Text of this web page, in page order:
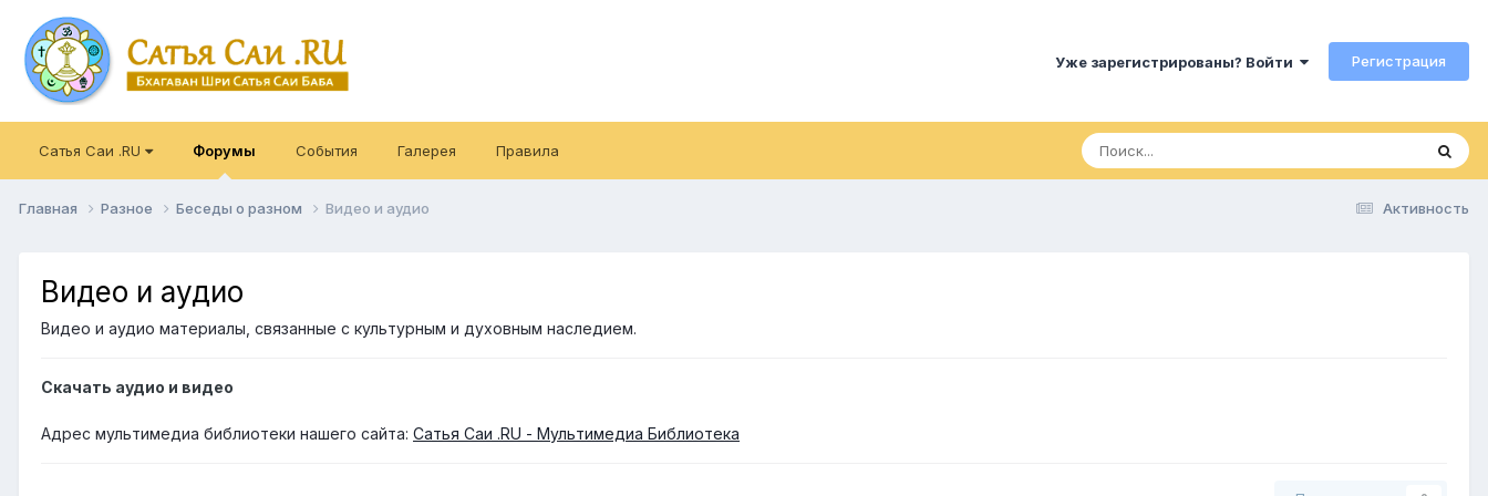
Уже зарегистрированы? Войти Регистрация
Сатья Саи .RU Форумы События Галерея Правила
Активность
Главная Разное Беседы о разном Видео и аудио
Видео и аудио
Видео и аудио материалы, связанные с культурным и духовным наследием.
Скачать аудио и видео
Адрес мультимедиа библиотеки нашего сайта: Сатья Саи .RU - Мультимедиа Библиотека